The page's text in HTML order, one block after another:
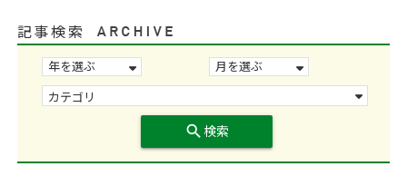
記事検索
search検索